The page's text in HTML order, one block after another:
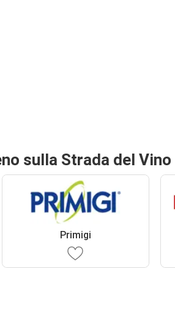
sulla Strada del Vino
Primigi